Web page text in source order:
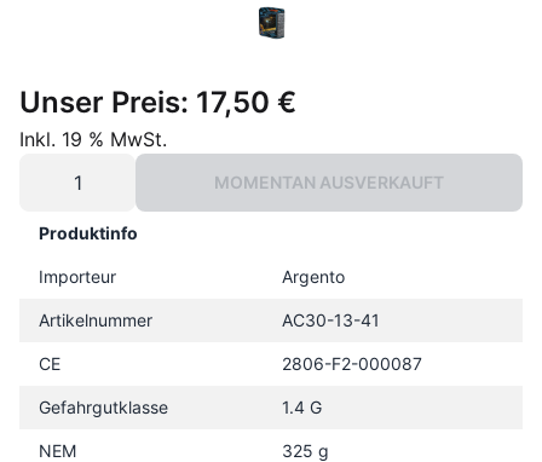
Unser Preis: 17,50 €
Inkl. 19 % MwSt.
MOMENTAN AUSVERKAUFT
Produktinfo
Importeur Argento
Artikelnummer AC30-13-41
CE 2806-F2-000087
Gefahrgutklasse 1.4 G
NEM 325 g